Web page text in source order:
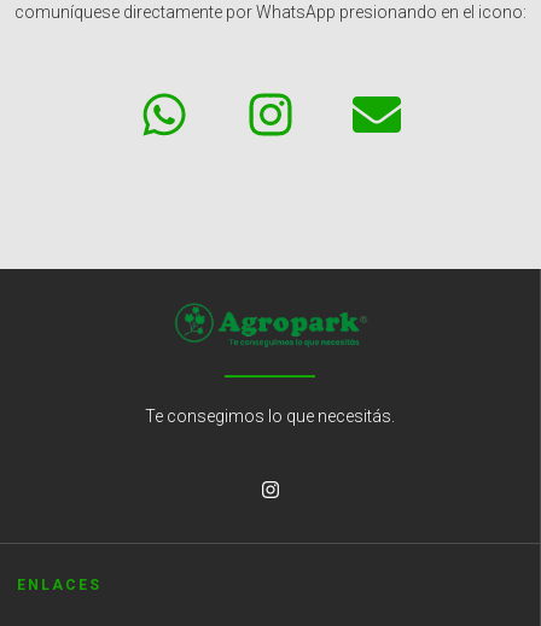
comuníquese directamente por WhatsApp presionando en el icono:
Te consegimos lo que necesitás.
ENLACES